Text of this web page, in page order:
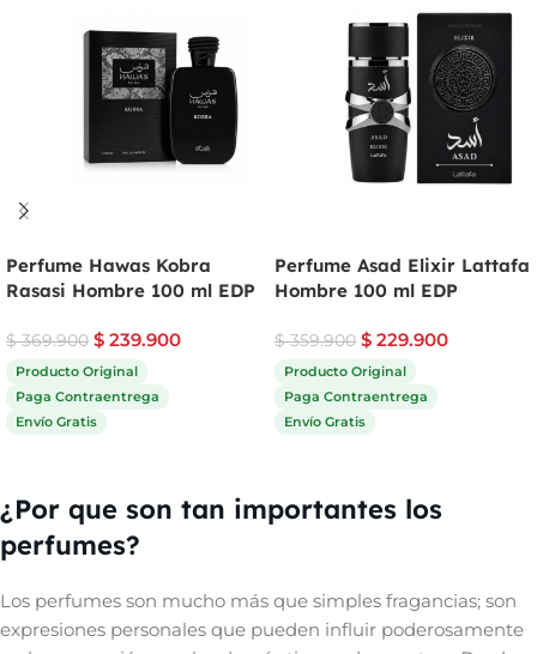
Perfume Hawas Kobra
Rasasi Hombre 100 ml EDP
$369.900 $ 239.900
Producto Original
Paga Contraentrega
Envío Gratis
Perfume Asad Elixir Lattafa
Hombre 100 ml EDP
$359.900 $ 229.900
Producto Original
Paga Contraentrega
Envío Gratis
¿Por que son tan importantes los
perfumes?
Los perfumes son mucho más que simples fragancias; son
expresiones personales que pueden influir poderosamente